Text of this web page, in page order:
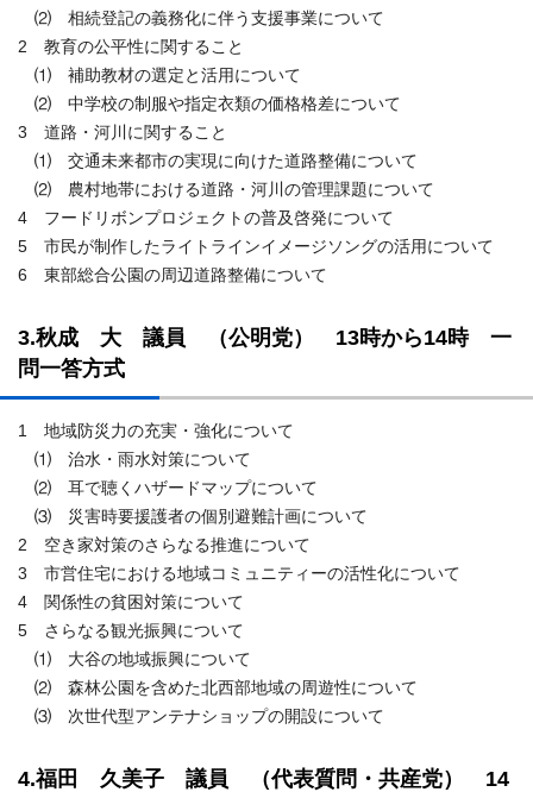
⑵ 相続登記の義務化に伴う支援事業について
2 教育の公平性に関すること
⑴ 補助教材の選定と活用について
⑵ 中学校の制服や指定衣類の価格格差について
3 道路・河川に関すること
⑴ 交通未来都市の実現に向けた道路整備について
⑵ 農村地帯における道路・河川の管理課題について
4 フードリボンプロジェクトの普及啓発について
5 市民が制作したライトラインイメージソングの活用について
6 東部総合公園の周辺道路整備について
3.秋成 大 議員 （公明党） 13時から14時 一
問一答方式
1 地域防災力の充実・強化について
⑴ 治水・雨水対策について
⑵ 耳で聴くハザードマップについて
⑶ 災害時要援護者の個別避難計画について
2 空き家対策のさらなる推進について
3 市営住宅における地域コミュニティーの活性化について
4 関係性の貧困対策について
5 さらなる観光振興について
⑴ 大谷の地域振興について
⑵ 森林公園を含めた北西部地域の周遊性について
⑶ 次世代型アンテナショップの開設について
4.福田 久美子 議員 （代表質問・共産党） 14